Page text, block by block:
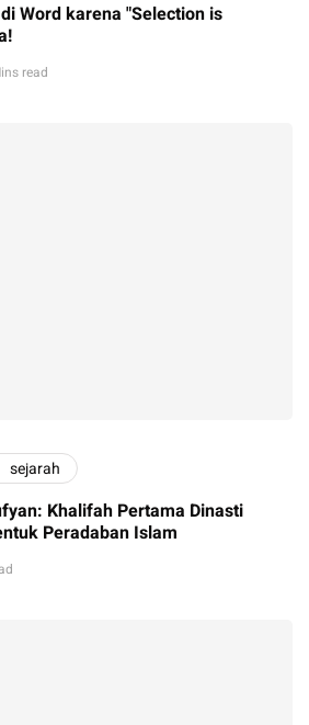
Word karena "Selection is
read
sejarah
Khalifah Pertama Dinasti
Peradaban Islam